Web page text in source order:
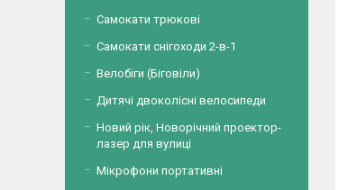
Самокати трюкові
Самокати снігоходи 2-в-1
Велобіги (Біговіли)
Дитячі двоколісні велосипеди
Новий рік, Новорічний проектор-
лазер для вулиці
Мікрофони портативні